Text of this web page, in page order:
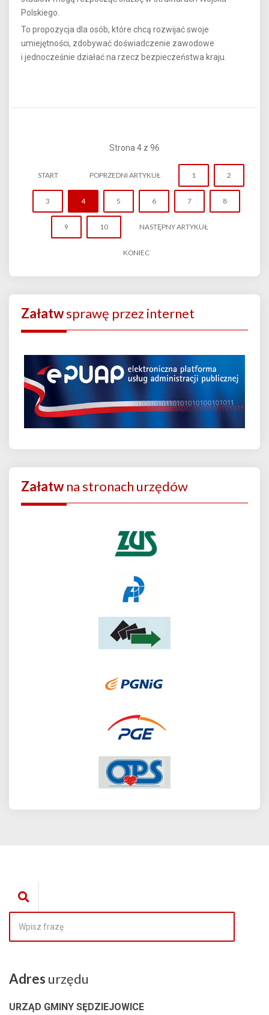
Polskiego.
To propozycja dla osób, które chcą rozwijać swoje
umiejętności, zdobywać doświadczenie zawodowe
i jednocześnie działać na rzecz bezpieczeństwa kraju.
Strona 4 z 96
START POPRZEDNI ARTYKUŁ 1 2
3 4 5 6 7 8
9 10 NASTĘPNY ARTYKUŁ
KONIEC
Załatwsprawę przez internet
Załatwna stronach urzędów
Adres urzędu
URZĄD GMINY SĘDZIEJOWICE